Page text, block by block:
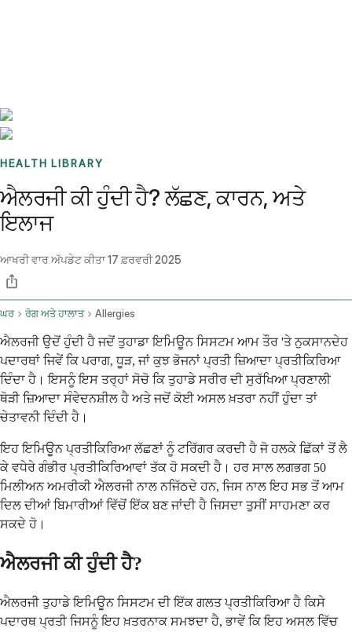
HEALTH LIBRARY
ਐਲਰਜੀ ਕੀ ਹੁੰਦੀ ਹੈ? ਲੱਛਣ, ਕਾਰਨ, ਅਤੇ
ਇਲਾਜ
ਆਖਰੀ ਵਾਰ ਅੱਪਡੇਟ ਕੀਤਾ17 ਫ਼ਰਵਰੀ 2025
ਘਰ ਰੋਗ ਅਤੇ ਹਾਲਾਤ Allergies
ਐਲਰਜੀ ਉਦੋਂ ਹੁੰਦੀ ਹੈ ਜਦੋਂ ਤੁਹਾਡਾ ਇਮਿਊਨ ਸਿਸਟਮ ਆਮ ਤੌਰ 'ਤੇ ਨੁਕਸਾਨਦੇਹ
ਪਦਾਰਥਾਂ ਜਿਵੇਂ ਕਿ ਪਰਾਗ, ਧੂੜ, ਜਾਂ ਕੁਝ ਭੋਜਨਾਂ ਪ੍ਰਤੀ ਜ਼ਿਆਦਾ ਪ੍ਰਤੀਕਿਰਿਆ
ਦਿੰਦਾ ਹੈ। ਇਸਨੂੰ ਇਸ ਤਰ੍ਹਾਂ ਸੋਚੋ ਕਿ ਤੁਹਾਡੇ ਸਰੀਰ ਦੀ ਸੁਰੱਖਿਆ ਪ੍ਰਣਾਲੀ
ਥੋੜੀ ਜ਼ਿਆਦਾ ਸੰਵੇਦਨਸ਼ੀਲ ਹੈ ਅਤੇ ਜਦੋਂ ਕੋਈ ਅਸਲ ਖ਼ਤਰਾ ਨਹੀਂ ਹੁੰਦਾ ਤਾਂ
ਚੇਤਾਵਨੀ ਦਿੰਦੀ ਹੈ।
ਇਹ ਇਮਿਊਨ ਪ੍ਰਤੀਕਿਰਿਆ ਲੱਛਣਾਂ ਨੂੰ ਟਰਿੱਗਰ ਕਰਦੀ ਹੈ ਜੋ ਹਲਕੇ ਛਿੱਕਾਂ ਤੋਂ ਲੈ
ਕੇ ਵਧੇਰੇ ਗੰਭੀਰ ਪ੍ਰਤੀਕਿਰਿਆਵਾਂ ਤੱਕ ਹੋ ਸਕਦੀ ਹੈ। ਹਰ ਸਾਲ ਲਗਭਗ 50
ਮਿਲੀਅਨ ਅਮਰੀਕੀ ਐਲਰਜੀ ਨਾਲ ਨਜਿੱਠਦੇ ਹਨ, ਜਿਸ ਨਾਲ ਇਹ ਸਭ ਤੋਂ ਆਮ
ਦਿਲ ਦੀਆਂ ਬਿਮਾਰੀਆਂ ਵਿੱਚੋਂ ਇੱਕ ਬਣ ਜਾਂਦੀ ਹੈ ਜਿਸਦਾ ਤੁਸੀਂ ਸਾਹਮਣਾ ਕਰ
ਸਕਦੇ ਹੋ।
ਐਲਰਜੀ ਕੀ ਹੁੰਦੀ ਹੈ?
ਐਲਰਜੀ ਤੁਹਾਡੇ ਇਮਿਊਨ ਸਿਸਟਮ ਦੀ ਇੱਕ ਗਲਤ ਪ੍ਰਤੀਕਿਰਿਆ ਹੈ ਕਿਸੇ
ਪਦਾਰਥ ਪ੍ਰਤੀ ਜਿਸਨੂੰ ਇਹ ਖ਼ਤਰਨਾਕ ਸਮਝਦਾ ਹੈ, ਭਾਵੇਂ ਕਿ ਇਹ ਅਸਲ ਵਿੱਚ